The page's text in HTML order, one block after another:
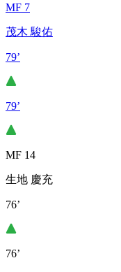
MF 7
茂木 駿佑
79’
79’
MF 14
生地 慶充
76’
76’